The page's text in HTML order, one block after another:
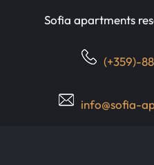
Sofia apartments
(+359)-
info@sofia-